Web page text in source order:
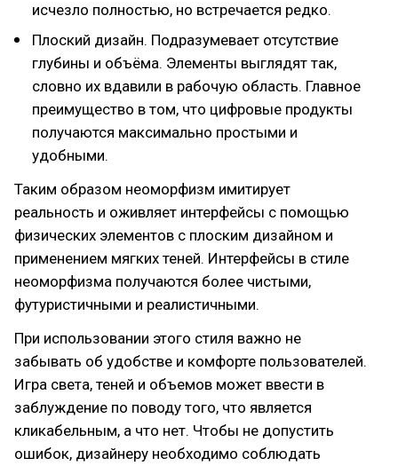
исчезло полностью, но встречается редко.
Плоский дизайн. Подразумевает отсутствие
глубины и объёма. Элементы выглядят так,
словно их вдавили в рабочую область. Главное
преимущество в том, что цифровые продукты
получаются максимально простыми и
удобными.
Таким образом неоморфизм имитирует
реальность и оживляет интерфейсы с помощью
физических элементов c плоским дизайном и
применением мягких теней. Интерфейсы в стиле
неоморфизма получаются более чистыми,
футуристичными и реалистичными.
При использовании этого стиля важно не
забывать об удобстве и комфорте пользователей.
Игра света, теней и объемов может ввести в
заблуждение по поводу того, что является
кликабельным, а что нет. Чтобы не допустить
ошибок, дизайнеру необходимо соблюдать